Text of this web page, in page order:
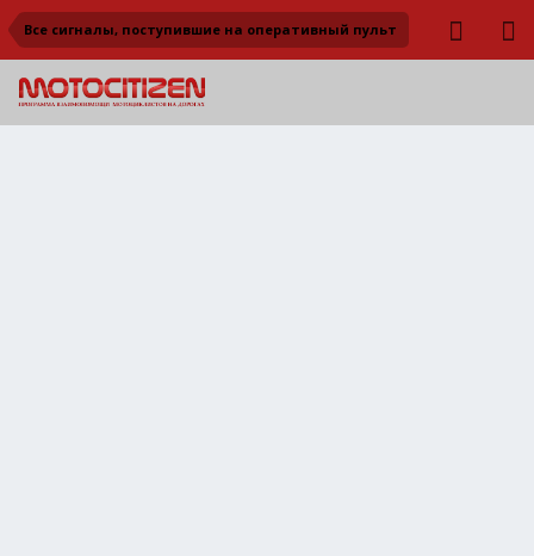
Все сигналы, поступившие на оперативный пульт